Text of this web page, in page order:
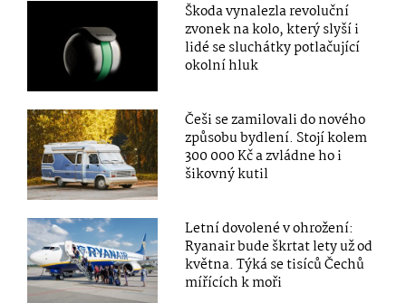
Škoda vynalezla revoluční
zvonek na kolo, který slyší i
lidé se sluchátky potlačující
okolní hluk
Češi se zamilovali do nového
způsobu bydlení. Stojí kolem
300 000 Kč a zvládne ho i
šikovný kutil
Letní dovolené v ohrožení:
Ryanair bude škrtat lety už od
května. Týká se tisíců Čechů
mířících k moři